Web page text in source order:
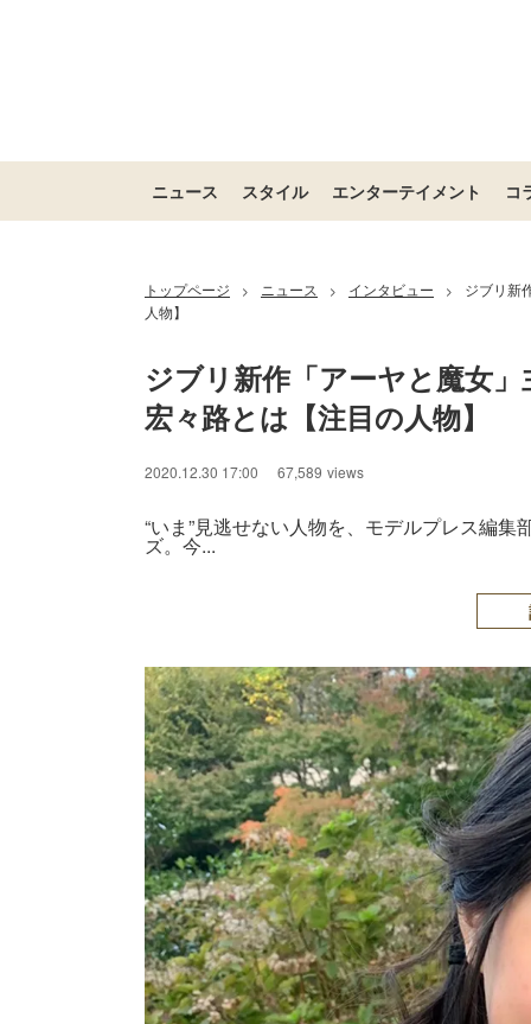
ニュース スタイル エンターテイメント コ
トップページ > ニュース > インタビュー >
ジブリ新
人物】
ジブリ新作「アーヤと魔女
宏々路とは【注目の人物】
2020.12.30 17:00 67,589 views
“いま”見逃せない人物を、モデルプレス編
ズ。今...